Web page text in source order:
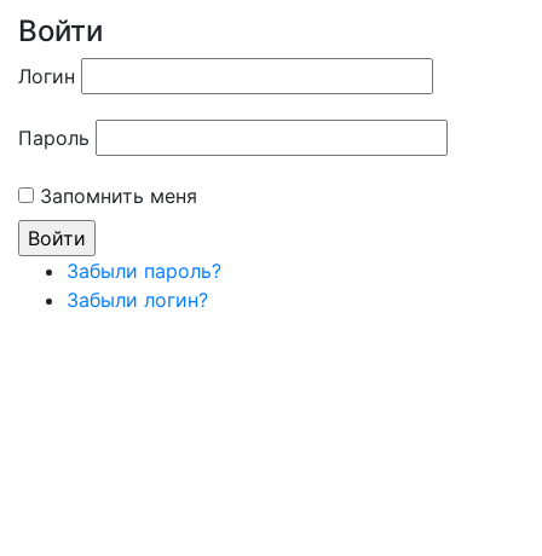
Войти
Логин
Пароль
Запомнить меня
Забыли пароль?
Забыли логин?